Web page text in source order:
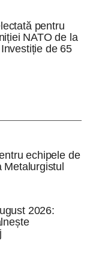
pentru
NATO de la
de 65
echipele de
2026: